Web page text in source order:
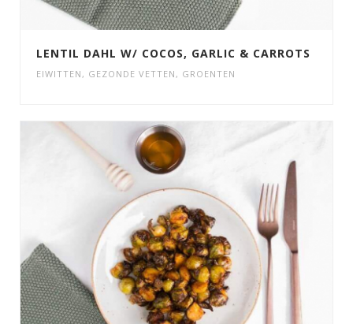
LENTIL DAHL W/ COCOS, GARLIC & CARROTS
EIWITTEN , GEZONDE VETTEN , GROENTEN